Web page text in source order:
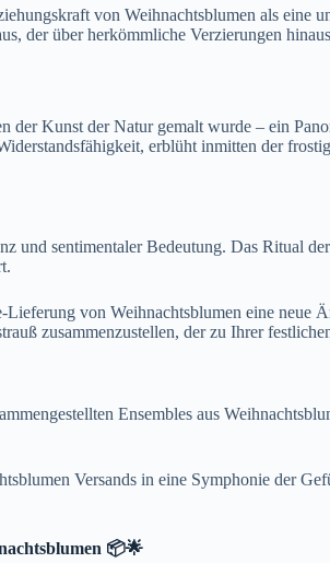
von Weihnachtsblumen als eine
der über herkömmliche Verzierungen
der Kunst der Natur gemalt wurde – ein
erblüht inmitten der
und sentimentaler Bedeutung. Das Ritual
von Weihnachtsblumen eine neue
zusammenzustellen, der zu Ihrer
Ensembles aus
Versands in eine Symphonie der
📦🌟